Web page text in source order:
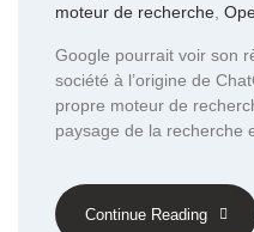
moteur de recherche
Google pourrait voir son
société à l’origine de
propre moteur de
paysage de la recherche
Continue Reading